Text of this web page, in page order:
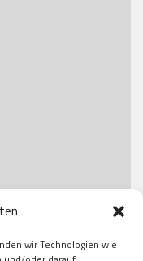
wir Technologien wie